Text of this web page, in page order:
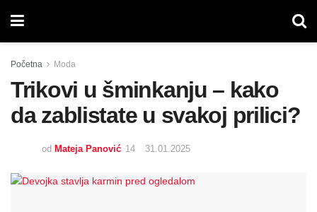
Početna Moda
Trikovi u šminkanju – kako
da zablistate u svakoj prilici?
od Mateja Panović 31.01.2025